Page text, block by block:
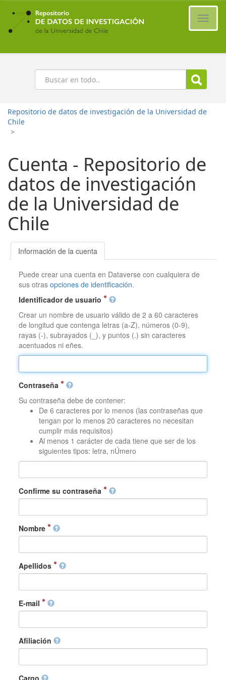
Ir
contenido
principal
Buscar
Repositorio de datos de investigación de la Universidad de
Chile
>
Cuenta - Repositorio de
datos de investigación
de la Universidad de
Chile
Información de la cuenta
Puede crear una cuenta en Dataverse con cualquiera de
sus otrasopciones de identificación.
Identificador de usuario
Crear un nombre de usuario válido de 2 a 60 caracteres
de longitud que contenga letras (a-Z), números (0-9),
rayas (-), subrayados (_), y puntos (.) sin caracteres
acentuados ni eñes.
Contraseña
Su contraseña debe de contener:
De 6 caracteres por lo menos (las contraseñas que
tengan por lo menos 20 caracteres no necesitan
cumplir más requisitos)
Al menos 1 carácter de cada tiene que ser de los
siguientes tipos: letra, nÚmero
Confirme su contraseña
Nombre
Apellidos
E-mail
Afiliación
Cargo